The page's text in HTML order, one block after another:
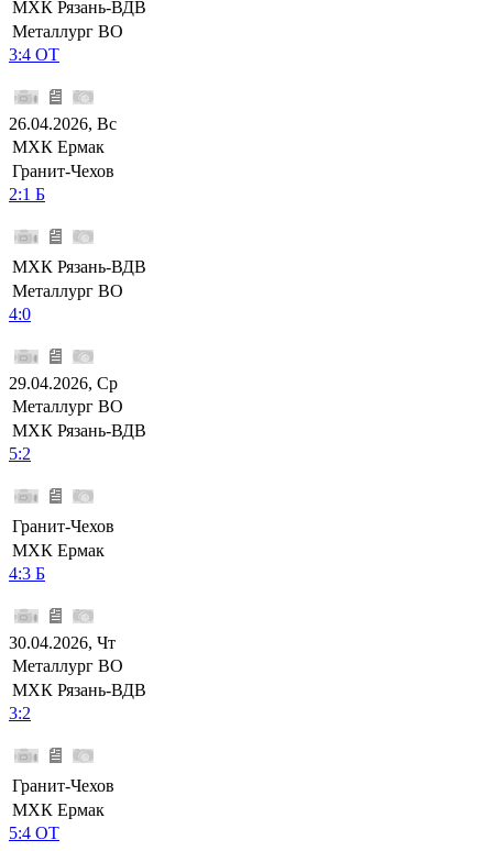
МХК Рязань-ВДВ
Металлург ВО
3:4 ОТ
26.04.2026, Вс
МХК Ермак
Гранит-Чехов
2:1 Б
МХК Рязань-ВДВ
Металлург ВО
4:0
29.04.2026, Ср
Металлург ВО
МХК Рязань-ВДВ
5:2
Гранит-Чехов
МХК Ермак
4:3 Б
30.04.2026, Чт
Металлург ВО
МХК Рязань-ВДВ
3:2
Гранит-Чехов
МХК Ермак
5:4 ОТ